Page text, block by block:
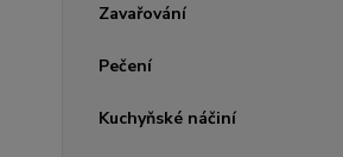
Zavařování
Pečení
Kuchyňské náčiní